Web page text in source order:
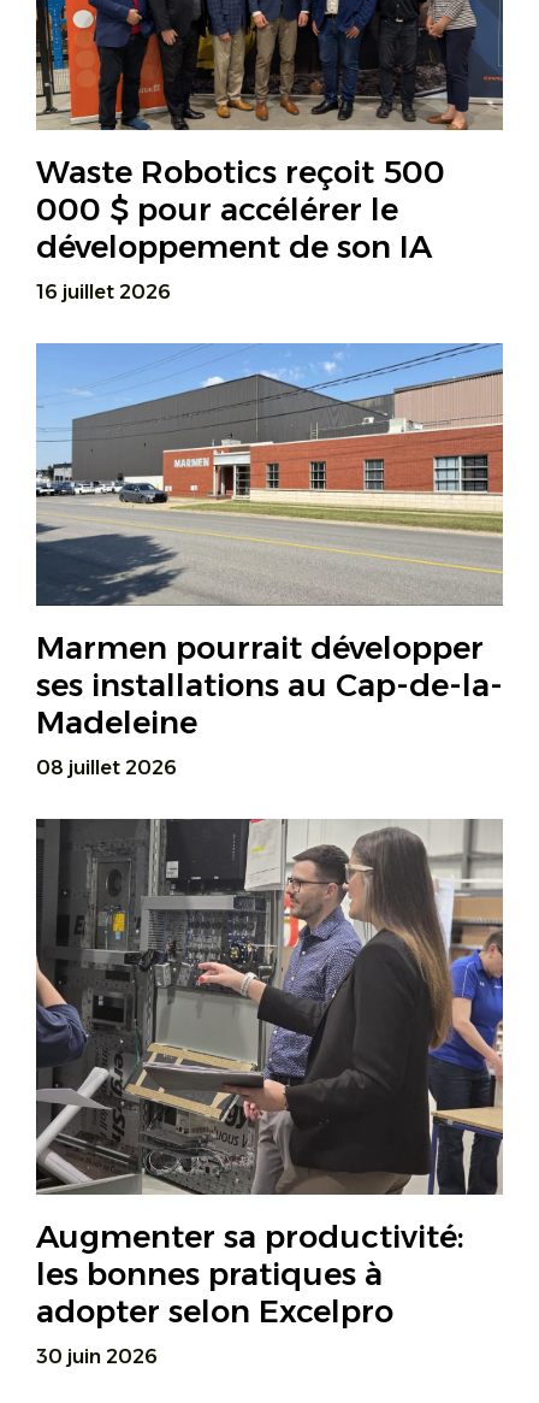
Waste Robotics reçoit 500
000 $ pour accélérer le
développement de son IA
16 juillet 2026
Marmen pourrait développer
ses installations au Cap-de-la-
Madeleine
08 juillet 2026
Augmenter sa productivité:
les bonnes pratiques à
adopter selon Excelpro
30 juin 2026